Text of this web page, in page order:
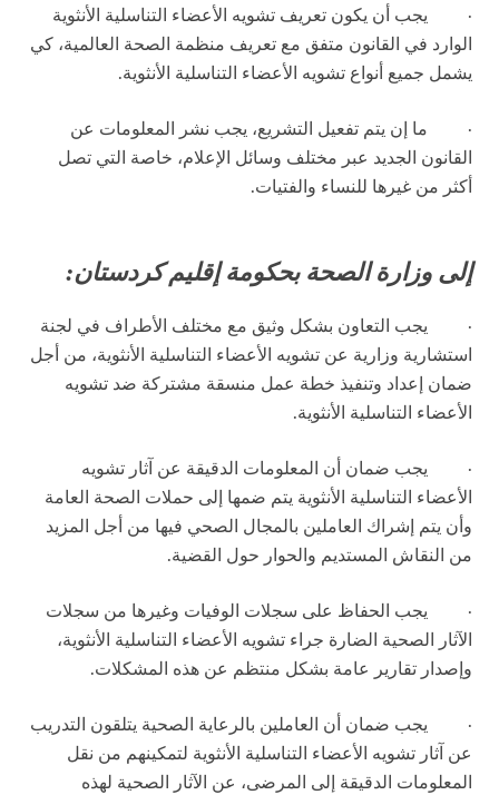
·
يجب أن يكون تعريف تشويه الأعضاء التناسلية الأنثوية
الوارد في القانون متفق مع تعريف منظمة الصحة العالمية، كي
يشمل جميع أنواع تشويه الأعضاء التناسلية الأنثوية.
·
ما إن يتم تفعيل التشريع، يجب نشر المعلومات عن
القانون الجديد عبر مختلف وسائل الإعلام، خاصة التي تصل
أكثر من غيرها للنساء والفتيات.
إلى وزارة الصحة بحكومة إقليم كردستان:
·
يجب التعاون بشكل وثيق مع مختلف الأطراف في لجنة
استشارية وزارية عن تشويه الأعضاء التناسلية الأنثوية، من أجل
ضمان إعداد وتنفيذ خطة عمل منسقة مشتركة ضد تشويه
الأعضاء التناسلية الأنثوية.
·
يجب ضمان أن المعلومات الدقيقة عن آثار تشويه
الأعضاء التناسلية الأنثوية يتم ضمها إلى حملات الصحة العامة
وأن يتم إشراك العاملين بالمجال الصحي فيها من أجل المزيد
من النقاش المستديم والحوار حول القضية.
·
يجب الحفاظ على سجلات الوفيات وغيرها من سجلات
الآثار الصحية الضارة جراء تشويه الأعضاء التناسلية الأنثوية،
وإصدار تقارير عامة بشكل منتظم عن هذه المشكلات.
·
يجب ضمان أن العاملين بالرعاية الصحية يتلقون التدريب
عن آثار تشويه الأعضاء التناسلية الأنثوية لتمكينهم من نقل
المعلومات الدقيقة إلى المرضى، عن الآثار الصحية لهذه